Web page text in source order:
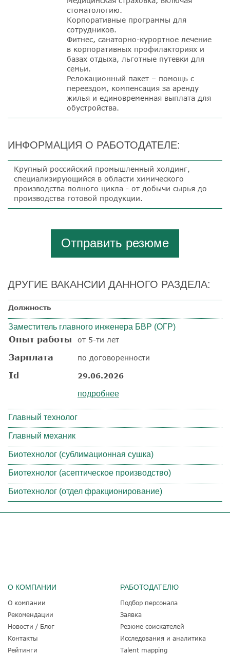
стоматологию.
Корпоративные программы для
сотрудников.
Фитнес, санаторно-курортное лечение
в корпоративных профилакториях и
базах отдыха, льготные путевки для
семьи.
Релокационный пакет – помощь с
переездом, компенсация за аренду
жилья и единовременная выплата для
обустройства.
ИНФОРМАЦИЯ О РАБОТОДАТЕЛЕ:
Крупный российский промышленный холдинг,
специализирующийся в области химического
производства полного цикла - от добычи сырья до
производства готовой продукции.
Отправить резюме
ДРУГИЕ ВАКАНСИИ ДАННОГО РАЗДЕЛА:
Должность
Заместитель главного инженера БВР (ОГР)
Опыт работы от 5-ти лет
Зарплата по договоренности
Id 29.06.2026
подробнее
Главный технолог
Главный механик
Биотехнолог (сублимационная сушка)
Биотехнолог (асептическое производство)
Биотехнолог (отдел фракционирование)
О КОМПАНИИ
О компании
Рекомендации
Новости / Блог
Контакты
Рейтинги
РАБОТОДАТЕЛЮ
Подбор персонала
Заявка
Резюме соискателей
Исследования и аналитика
Talent mapping